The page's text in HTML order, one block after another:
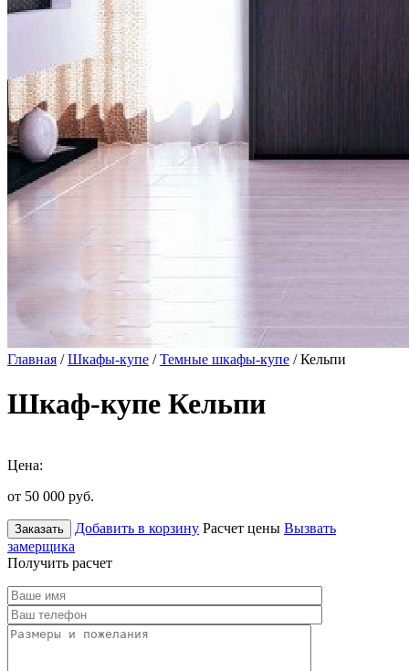
Главная /Шкафы-купе /Темные шкафы-купе / Кельпи
Шкаф-купе Кельпи
Цена:
от 50 000 руб.
Заказать Добавить в корзину Расчет цены Вызвать
замерщика
Получить расчет